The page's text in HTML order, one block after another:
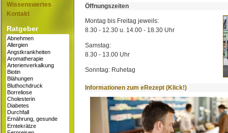
Wissenswertes
Kontakt
Ratgeber
Öffnungszeiten
Montag bis Freitag jeweils:
8.30 - 12.30 u. 14.00 - 18.30 Uhr
Samstag:
8.30 - 13.00 Uhr
Sonntag: Ruhetag
Informationen zum eRezept (Klick!)